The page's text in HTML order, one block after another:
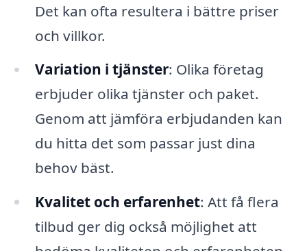
Det kan ofta resultera i bättre priser
och villkor.
Variation i tjänster: Olika företag
erbjuder olika tjänster och paket.
Genom att jämföra erbjudanden kan
du hitta det som passar just dina
behov bäst.
Kvalitet och erfarenhet: Att få flera
tilbud ger dig också möjlighet att